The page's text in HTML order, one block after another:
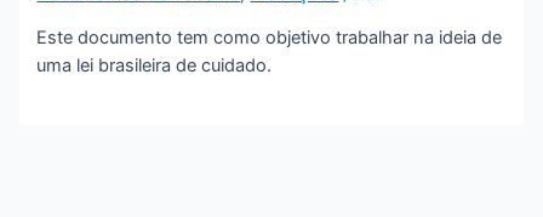
Este documento tem como objetivo trabalhar na ideia de
uma lei brasileira de cuidado.